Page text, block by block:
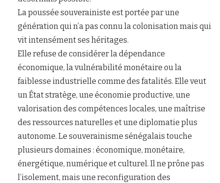
La poussée souverainiste est portée par une
génération qui n’a pas connu la colonisation mais qui
vit intensément ses héritages.
Elle refuse de considérer la dépendance
économique, la vulnérabilité monétaire ou la
faiblesse industrielle comme des fatalités. Elle veut
un État stratège, une économie productive, une
valorisation des compétences locales, une maîtrise
des ressources naturelles et une diplomatie plus
autonome. Le souverainisme sénégalais touche
plusieurs domaines : économique, monétaire,
énergétique, numérique et culturel. Il ne prône pas
l’isolement, mais une reconfiguration des